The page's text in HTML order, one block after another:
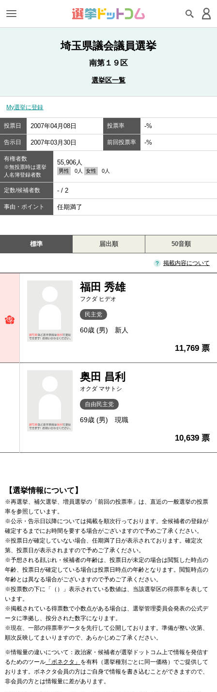
埼玉県議会議員選挙
南第１９区
選挙区一覧
My選挙に登録
投票日 2007年04月08日 投票率 -%
告示日 2007年03月30日 前回投票率 -%
有権者数
※無投票時は選挙
人名簿登録者数
55,906人
男性 0人 女性 0人
定数/候補者数 - / 2
事由・ポイント 任期満了
標準 届出順 50音順
掲載内容について
福田 秀雄
フクダ ヒデオ
民主党
60歳 (男) 新人
11,769 票
奥田 昌利
オクダ マサトシ
自由民主党
69歳 (男) 現職
10,639 票
【選挙情報について】
※再選挙、補欠選挙、増員選挙の「前回の投票率」は、直近の一般選挙の投票
率を参照しています。
※公示・告示日以降については掲載を順次行っております。全候補者の登録が
確定するまでにお時間を要する場合がございますので予めご了承ください。
※投票日が確定していない場合、任期満了日が表示されております。確定次
第、投票日が表示されますので予めご了承ください。
※予想される顔ぶれ・候補者の年齢は、投票日が未定の場合は閲覧した時点の
年齢、投票日が確定している場合は投票日時点の年齢となります。閲覧時点の
年齢とは異なる場合がございますので予めご了承ください。
※投票数の下に「（）」表示されている数値は、当該選挙区の得票率を表して
います。
※掲載されている得票数で小数点がある場合は、選挙管理委員会発表の公式デ
ータに準拠し、按分された数字になります。
※現在、一部の得票率データを先行して公開しております。準備が整い次第、
順次反映してまいりますので、あらかじめご了承ください。
※情報量の違いについて：政治家・候補者が選挙ドットコム上で情報を発信す
るためのツール 「ボネクタ」 を有料（選挙種別ごとに同一価格）でご提供して
おります。ボネクタ会員の方はご自身で情報を書き込むことができますので、
非会員の方とは情報量に差があります。